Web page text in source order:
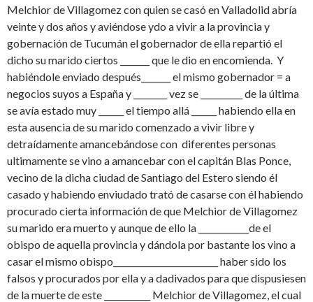
Melchior de Villagomez con quien se casó en Valladolid abría
veinte y dos años y aviéndose ydo a vivir a la provincia y
gobernación de Tucumán el gobernador de ella repartió el
dicho su marido ciertos _______ que le dio en encomienda. Y
habiéndole enviado después_______ el mismo gobernador = a
negocios suyos a España y ________ vez se __________ de la última
se avía estado muy ______ el tiempo allá ______ habiendo ella en
esta ausencia de su marido comenzado a vivir libre y
detraídamente amancebándose con diferentes personas
ultimamente se vino a amancebar con el capitán Blas Ponce,
vecino de la dicha ciudad de Santiago del Estero siendo él
casado y habiendo enviudado trató de casarse con él habiendo
procurado cierta información de que Melchior de Villagomez
su marido era muerto y aunque de ello la ____________de el
obispo de aquella provincia y dándola por bastante los vino a
casar el mismo obispo_________________________ haber sido los
falsos y procurados por ella y a dadivados para que dispusiesen
de la muerte de este ___________ Melchior de Villagomez, el cual